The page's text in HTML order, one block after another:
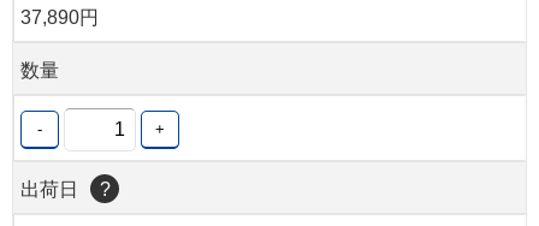
37,890円
数量
- +
出荷日 ?